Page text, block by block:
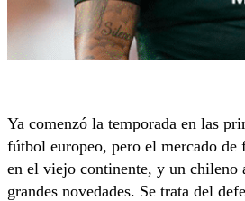
Ya comenzó la temporada en las
fútbol europeo, pero el mercado de
en el viejo continente, y un chileno
grandes novedades. Se trata del